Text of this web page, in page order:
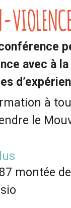
avec à
à
le
montée